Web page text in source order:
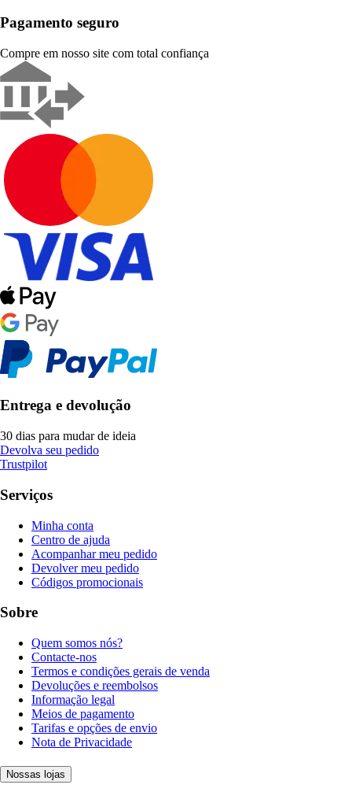
Pagamento seguro
Compre em nosso site com total confiança
Entrega e devolução
30 dias para mudar de ideia
Devolva seu pedido
Trustpilot
Serviços
Minha conta
Centro de ajuda
Acompanhar meu pedido
Devolver meu pedido
Códigos promocionais
Sobre
Quem somos nós?
Contacte-nos
Termos e condições gerais de venda
Devoluções e reembolsos
Informação legal
Meios de pagamento
Tarifas e opções de envio
Nota de Privacidade
Nossas lojas